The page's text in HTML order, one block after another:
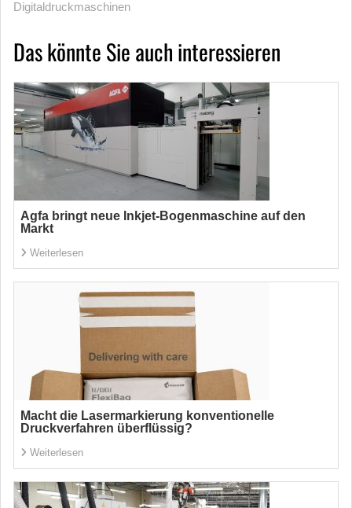
Digitaldruckmaschinen
Das könnte Sie auch interessieren
Agfa bringt neue Inkjet-Bogenmaschine auf den
Markt
Weiterlesen
Macht die Lasermarkierung konventionelle
Druckverfahren überflüssig?
Weiterlesen